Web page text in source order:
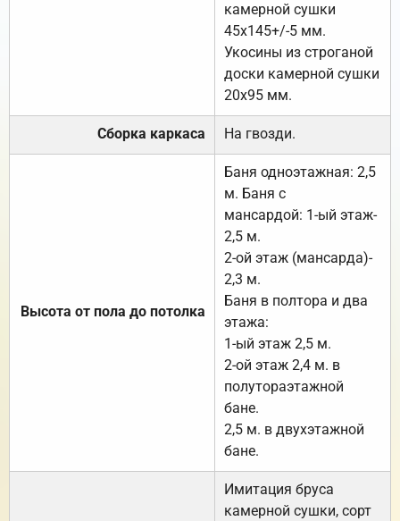
камерной сушки
45х145+/-5 мм.
Укосины из строганой
доски камерной сушки
20х95 мм.
Сборка каркаса На гвозди.
Высота от пола до потолка
Баня одноэтажная: 2,5
м. Баня с
мансардой: 1-ый этаж-
2,5 м.
2-ой этаж (мансарда)-
2,3 м.
Баня в полтора и два
этажа:
1-ый этаж 2,5 м.
2-ой этаж 2,4 м. в
полутораэтажной
бане.
2,5 м. в двухэтажной
бане.
Имитация бруса
камерной сушки, сорт